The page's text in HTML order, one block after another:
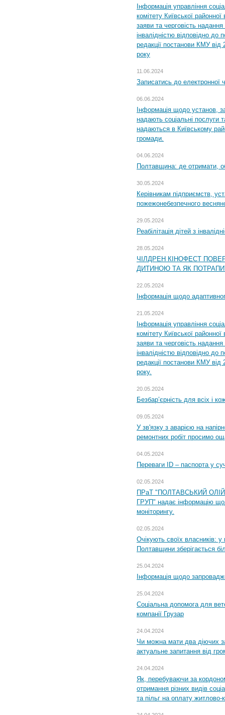
Інформація управління
комітету Київської
заяви та черговість надання
інвалідністю відповідно
редакції постанови КМУ
року
11.06.2024
Записатись до електронної
06.06.2024
Інформація щодо установ,
надають соціальні послуги
надаються в Київському
громади.
04.06.2024
Полтавщина: де отримати,
30.05.2024
Керівникам підприємств,
пожежонебезпечного
29.05.2024
Реабілітація дітей з
28.05.2024
ЧІЛДРЕН КІНОФЕСТ
ДИТИНОЮ ТА ЯК
22.05.2024
Інформація щодо
21.05.2024
Інформація управління
комітету Київської
заяви та черговість надання
інвалідністю відповідно
редакції постанови КМУ від
року.
20.05.2024
Безбар’єрність для всіх і
09.05.2024
У зв'язку з аварією на
ремонтних робіт просимо
04.05.2024
Переваги ID – паспорта у
02.05.2024
ПРаТ "ПОЛТАВСЬКИЙ
ГРУП" надає інформацію
моніторингу.
02.05.2024
Очікують своїх власників: у
Полтавщини зберігається
25.04.2024
Інформація щодо
25.04.2024
Соціальна допомога для
компанії Грузар
24.04.2024
Чи можна мати два діючих
актуальне запитання від
24.04.2024
Як, перебуваючи за
отримання різних видів
та пільг на оплату